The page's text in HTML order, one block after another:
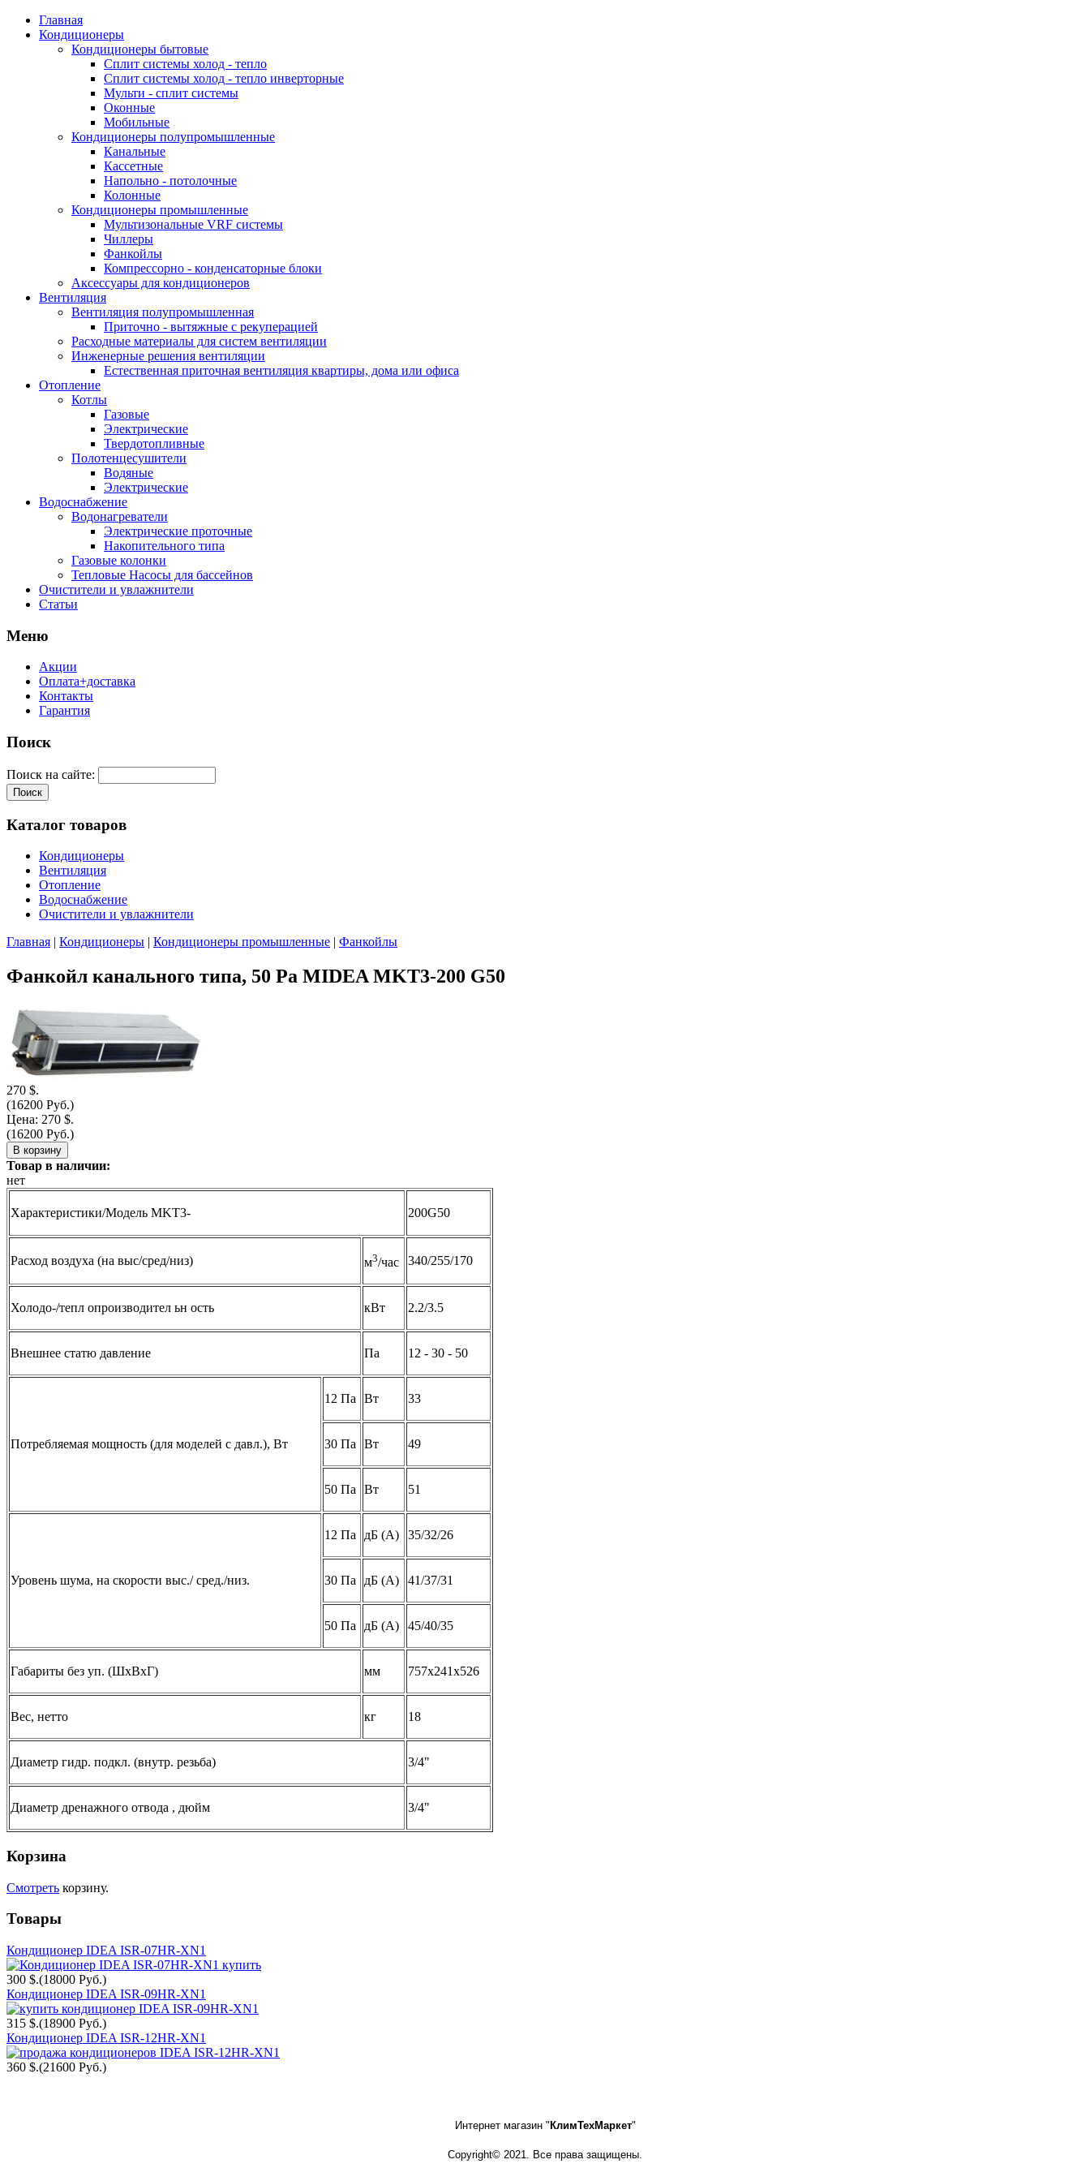
Главная
Кондиционеры
Кондиционеры бытовые
Сплит системы холод - тепло
Сплит системы холод - тепло инверторные
Мульти - сплит системы
Оконные
Мобильные
Кондиционеры полупромышленные
Канальные
Кассетные
Напольно - потолочные
Колонные
Кондиционеры промышленные
Мультизональные VRF системы
Чиллеры
Фанкойлы
Компрессорно - конденсаторные блоки
Аксессуары для кондиционеров
Вентиляция
Вентиляция полупромышленная
Приточно - вытяжные с рекуперацией
Расходные материалы для систем вентиляции
Инженерные решения вентиляции
Естественная приточная вентиляция квартиры, дома или офиса
Отопление
Котлы
Газовые
Электрические
Твердотопливные
Полотенцесушители
Водяные
Электрические
Водоснабжение
Водонагреватели
Электрические проточные
Накопительного типа
Газовые колонки
Тепловые Насосы для бассейнов
Очистители и увлажнители
Статьи
Меню
Акции
Оплата+доставка
Контакты
Гарантия
Поиск
Поиск на сайте:
Каталог товаров
Кондиционеры
Вентиляция
Отопление
Водоснабжение
Очистители и увлажнители
Главная | Кондиционеры | Кондиционеры промышленные | Фанкойлы
Фанкойл канального типа, 50 Pa MIDEA MKT3-200 G50
270 $.
(16200 Руб.)
Цена: 270 $.
(16200 Руб.)
Товар в наличии:
нет
Характеристики/Модель MKT3- 200G50
Расход воздуха (на выс/сред/низ) м3/час 340/255/170
Холодо-/тепл опроизводител ьн ость кВт 2.2/3.5
Внешнее статю давление Па 12 - 30 - 50
Потребляемая мощность (для моделей с давл.), Вт
12 Па Вт 33
30 Па Вт 49
50 Па Вт 51
Уровень шума, на скорости выс./ сред./низ.
12 Па дБ (А) 35/32/26
30 Па дБ (А) 41/37/31
50 Па дБ (А) 45/40/35
Габариты без уп. (ШхВхГ) мм 757x241x526
Вес, нетто кг 18
Диаметр гидр. подкл. (внутр. резьба) 3/4"
Диаметр дренажного отвода , дюйм 3/4"
Корзина
Смотреть корзину.
Товары
Кондиционер IDEA ISR-07HR-XN1
300 $.(18000 Руб.)
Кондиционер IDEA ISR-09HR-XN1
315 $.(18900 Руб.)
Кондиционер IDEA ISR-12HR-XN1
360 $.(21600 Руб.)
Интернет магазин " КлимТехМаркет"
Copyright© 2021. Все права защищены.